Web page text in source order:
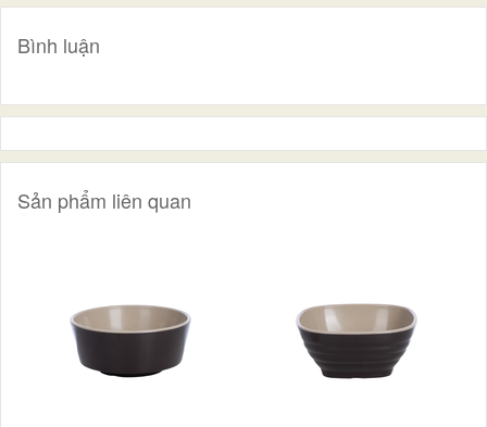
Bình luận
Sản phẩm liên quan